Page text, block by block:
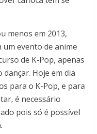
menos em 2013,
um evento de anime
de K-Pop, apenas
Hoje em dia
para o K-Pop, e para
é necessário
pois só é possível